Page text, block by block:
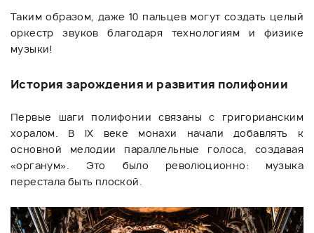
Таким образом, даже 10 пальцев могут создать целый
оркестр звуков благодаря технологиям и физике
музыки!
История зарождения и развития полифонии
Первые шаги полифонии связаны с григорианским
хоралом. В IX веке монахи начали добавлять к
основной мелодии параллельные голоса, создавая
«органум». Это было революционно: музыка
перестала быть плоской.